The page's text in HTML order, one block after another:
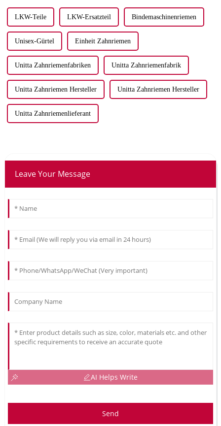
steigern...
LKW-Teile
LKW-Ersatzteil Bindemaschinenriemen
Unisex-Gürtel Einheit Zahnriemen
Unitta Zahnriemenfabriken Unitta Zahnriemenfabrik
Unitta Zahnriemen Hersteller Unitta Zahnriemen Hersteller
Unitta Zahnriemenlieferant
Leave Your Message
AI Helps Write
Send